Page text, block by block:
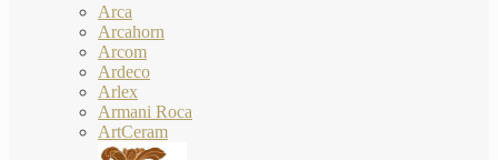
Arca
Arcahorn
Arcom
Ardeco
Arlex
Armani Roca
ArtCeram